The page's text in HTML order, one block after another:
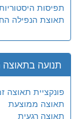
תפיסות
תאוצת הנפילה
תנועה
פונקציית תאוצה
תאוצה ממוצעת
תאוצה רגעית